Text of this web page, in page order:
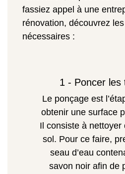
fassiez appel à une
rénovation, découvrez
nécessaires :
1 - Poncer les
Le ponçage est
obtenir une surface
Il consiste à nettoyer
sol. Pour ce faire,
seau d’eau
savon noir afin de